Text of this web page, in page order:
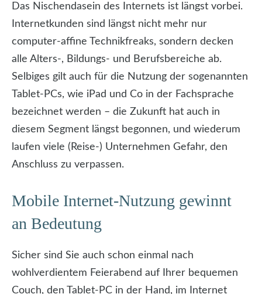
Das Nischendasein des Internets ist längst vorbei.
Internetkunden sind längst nicht mehr nur
computer-affine Technikfreaks, sondern decken
alle Alters-, Bildungs- und Berufsbereiche ab.
Selbiges gilt auch für die Nutzung der sogenannten
Tablet-PCs, wie iPad und Co in der Fachsprache
bezeichnet werden – die Zukunft hat auch in
diesem Segment längst begonnen, und wiederum
laufen viele (Reise-) Unternehmen Gefahr, den
Anschluss zu verpassen.
Mobile Internet-Nutzung gewinnt
an Bedeutung
Sicher sind Sie auch schon einmal nach
wohlverdientem Feierabend auf Ihrer bequemen
Couch, den Tablet-PC in der Hand, im Internet